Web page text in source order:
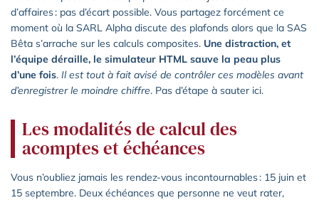
d’affaires : pas d’écart possible. Vous partagez forcément ce
moment où la SARL Alpha discute des plafonds alors que la SAS
Bêta s’arrache sur les calculs composites. Une distraction, et
l’équipe déraille, le simulateur HTML sauve la peau plus
d’une fois. Il est tout à fait avisé de contrôler ces modèles avant
d’enregistrer le moindre chiffre. Pas d’étape à sauter ici.
Les modalités de calcul des
acomptes et échéances
Vous n’oubliez jamais les rendez-vous incontournables : 15 juin et
15 septembre. Deux échéances que personne ne veut rater,